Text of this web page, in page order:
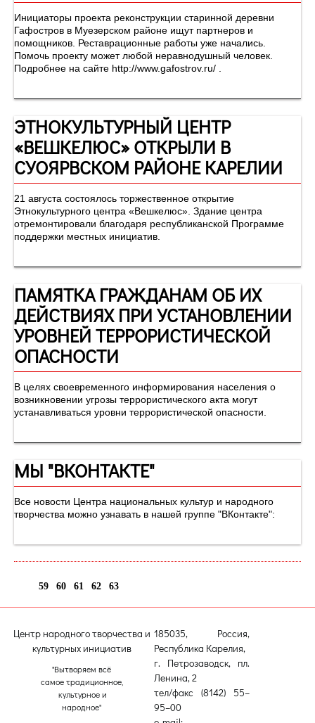
Инициаторы проекта реконструкции старинной деревни
Гафостров в Муезерском районе ищут партнеров и
помощников. Реставрационные работы уже начались.
Помочь проекту может любой неравнодушный человек.
Подробнее на сайте http://www.gafostrov.ru/ .
ЭТНОКУЛЬТУРНЫЙ ЦЕНТР
«ВЕШКЕЛЮС» ОТКРЫЛИ В
СУОЯРВСКОМ РАЙОНЕ КАРЕЛИИ
21 августа состоялось торжественное открытие
Этнокультурного центра «Вешкелюс». Здание центра
отремонтировали благодаря республиканской Программе
поддержки местных инициатив.
ПАМЯТКА ГРАЖДАНАМ ОБ ИХ
ДЕЙСТВИЯХ ПРИ УСТАНОВЛЕНИИ
УРОВНЕЙ ТЕРРОРИСТИЧЕСКОЙ
ОПАСНОСТИ
В целях своевременного информирования населения о
возникновении угрозы террористического акта могут
устанавливаться уровни террористической опасности.
МЫ "ВКОНТАКТЕ"
Все новости Центра национальных культур и народного
творчества можно узнавать в нашей группе "ВКонтакте":
59 60 61 62 63
Центр народного творчества и
культурных инициатив
"Вытворяем всё
самое традиционное,
культурное и
народное"
185035, Россия,
Республика Карелия,
г. Петрозаводск, пл.
Ленина, 2
тел/факс (8142) 55–
95–00